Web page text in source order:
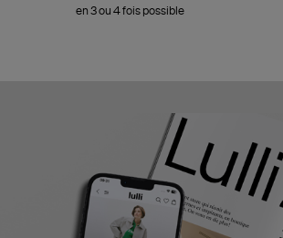
en 3 ou 4 fois possible